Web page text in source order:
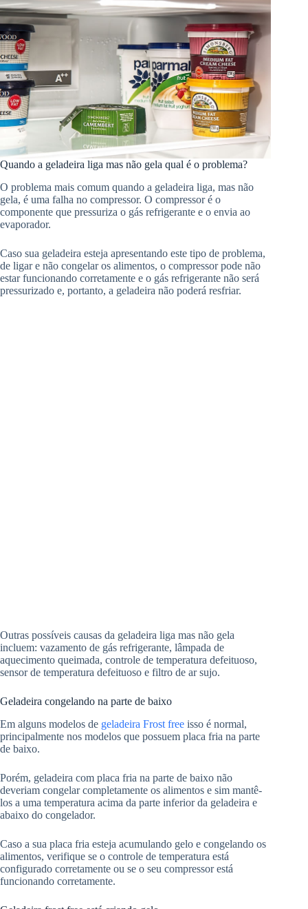
Quando a geladeira liga mas não gela qual é o problema?
O problema mais comum quando a geladeira liga, mas não
gela, é uma falha no compressor. O compressor é o
componente que pressuriza o gás refrigerante e o envia ao
evaporador.
Caso sua geladeira esteja apresentando este tipo de problema,
de ligar e não congelar os alimentos, o compressor pode não
estar funcionando corretamente e o gás refrigerante não será
pressurizado e, portanto, a geladeira não poderá resfriar.
Outras possíveis causas da geladeira liga mas não gela
incluem: vazamento de gás refrigerante, lâmpada de
aquecimento queimada, controle de temperatura defeituoso,
sensor de temperatura defeituoso e filtro de ar sujo.
Geladeira congelando na parte de baixo
Em alguns modelos de geladeira Frost free isso é normal,
principalmente nos modelos que possuem placa fria na parte
de baixo.
Porém, geladeira com placa fria na parte de baixo não
deveriam congelar completamente os alimentos e sim mantê-
los a uma temperatura acima da parte inferior da geladeira e
abaixo do congelador.
Caso a sua placa fria esteja acumulando gelo e congelando os
alimentos, verifique se o controle de temperatura está
configurado corretamente ou se o seu compressor está
funcionando corretamente.